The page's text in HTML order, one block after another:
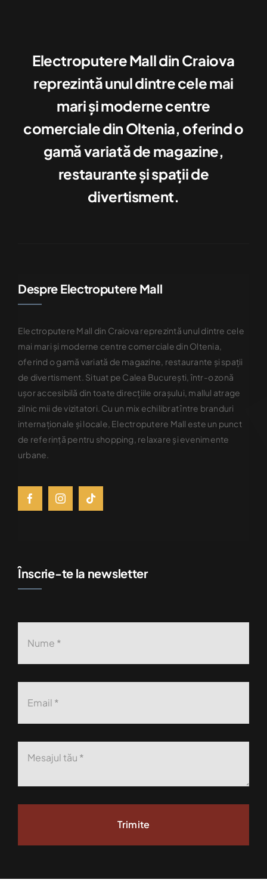
Electroputere Mall din Craiova
reprezintă unul dintre cele mai
mari şi moderne centre
comerciale din Oltenia, oferind o
gamă variată de magazine,
restaurante şi spaţii de
divertisment.
Despre Electroputere Mall
Electroputere Mall din Craiova reprezintă unul dintre cele
mai mari şi moderne centre comerciale din Oltenia,
oferind o gamă variată de magazine, restaurante şi spaţii
de divertisment. Situat pe Calea Bucureşti, într-o zonă
uşor accesibilă din toate direcţiile oraşului, mallul atrage
zilnic mii de vizitatori. Cu un mix echilibrat între branduri
internaţionale şi locale, Electroputere Mall este un punct
de referinţă pentru shopping, relaxare şi evenimente
urbane.
Înscrie-te la newsletter
Trimite